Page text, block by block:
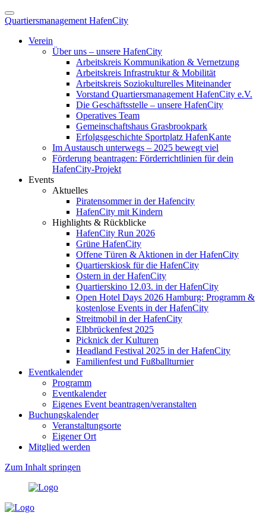
Quartiersmanagement HafenCity
Verein
Über uns – unsere HafenCity
Arbeitskreis Kommunikation & Vernetzung
Arbeitskreis Infrastruktur & Mobilität
Arbeitskreis Soziokulturelles Miteinander
Vorstand Quartiersmanagement HafenCity e.V.
Die Geschäftsstelle – unsere HafenCity
Operatives Team
Gemeinschaftshaus Grasbrookpark
Erfolgsgeschichte Sportplatz HafenKante
Im Austausch unterwegs – 2025 bewegt viel
Förderung beantragen: Förderrichtlinien für dein
HafenCity-Projekt
Events
Aktuelles
Piratensommer in der Hafencity
HafenCity mit Kindern
Highlights & Rückblicke
HafenCity Run 2026
Grüne HafenCity
Offene Türen & Aktionen in der HafenCity
Quartierskiosk für die HafenCity
Ostern in der HafenCity
Quartierskino 12.03. in der HafenCity
Open Hotel Days 2026 Hamburg: Programm &
kostenlose Events in der HafenCity
Streitmobil in der HafenCity
Elbbrückenfest 2025
Picknick der Kulturen
Headland Festival 2025 in der HafenCity
Familienfest und Fußballturnier
Eventkalender
Programm
Eventkalender
Eigenes Event beantragen/veranstalten
Buchungskalender
Veranstaltungsorte
Eigener Ort
Mitglied werden
Zum Inhalt springen